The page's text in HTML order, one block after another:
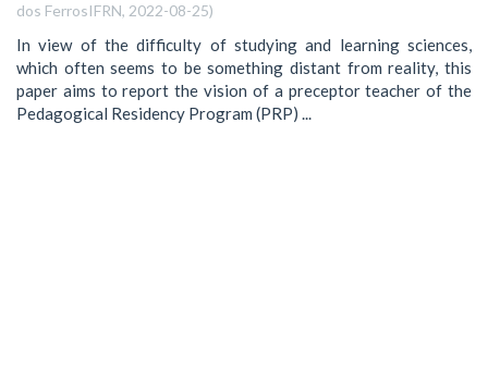
dos FerrosIFRN, 2022-08-25)
In view of the difficulty of studying and learning sciences,
which often seems to be something distant from reality, this
paper aims to report the vision of a preceptor teacher of the
Pedagogical Residency Program (PRP) ...